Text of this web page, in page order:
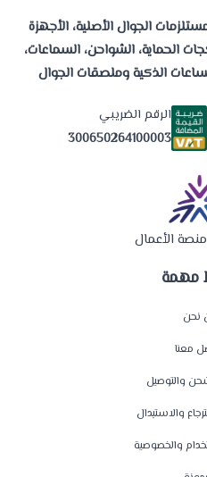
مهمة
نحن
معنا
والتوصيل
والاستبدال
والخصوصية
الجوال الأصلية، الأجهزة
الحماية، الشواحن، السماعات،
الذكية وملصقات الجوال
الرقم الضريبي
300650264100003
الأعمال